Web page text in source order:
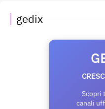
gedix
Scopri
canali